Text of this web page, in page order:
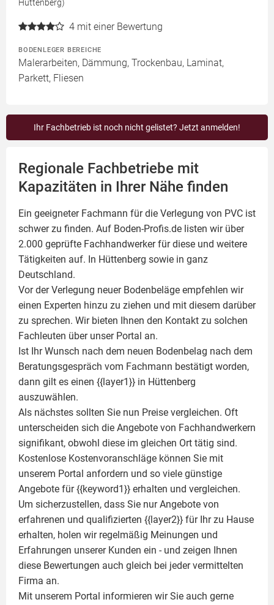
Hüttenberg)
4 mit einer Bewertung
BODENLEGER BEREICHE
Malerarbeiten, Dämmung, Trockenbau, Laminat,
Parkett, Fliesen
Ihr Fachbetrieb ist noch nicht gelistet? Jetzt anmelden!
Regionale Fachbetriebe mit
Kapazitäten in Ihrer Nähe finden
Ein geeigneter Fachmann für die Verlegung von PVC ist
schwer zu finden. Auf Boden-Profis.de listen wir über
2.000 geprüfte Fachhandwerker für diese und weitere
Tätigkeiten auf. In Hüttenberg sowie in ganz
Deutschland.
Vor der Verlegung neuer Bodenbeläge empfehlen wir
einen Experten hinzu zu ziehen und mit diesem darüber
zu sprechen. Wir bieten Ihnen den Kontakt zu solchen
Fachleuten über unser Portal an.
Ist Ihr Wunsch nach dem neuen Bodenbelag nach dem
Beratungsgespräch vom Fachmann bestätigt worden,
dann gilt es einen {{layer1}} in Hüttenberg
auszuwählen.
Als nächstes sollten Sie nun Preise vergleichen. Oft
unterscheiden sich die Angebote von Fachhandwerkern
signifikant, obwohl diese im gleichen Ort tätig sind.
Kostenlose Kostenvoranschläge können Sie mit
unserem Portal anfordern und so viele günstige
Angebote für {{keyword1}} erhalten und vergleichen.
Um sicherzustellen, dass Sie nur Angebote von
erfahrenen und qualifizierten {{layer2}} für Ihr zu Hause
erhalten, holen wir regelmäßig Meinungen und
Erfahrungen unserer Kunden ein - und zeigen Ihnen
diese Bewertungen auch gleich bei jeder vermittelten
Firma an.
Mit unserem Portal informieren wir Sie auch gerne